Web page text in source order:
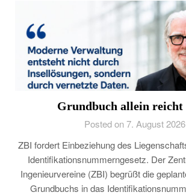
Grundbuch allein
Posted on 7. August 2026
ZBI fordert Einbeziehung des
Identifikationsnummerngesetz. Der
Ingenieurvereine (ZBI) begrüßt die
Grundbuchs in das